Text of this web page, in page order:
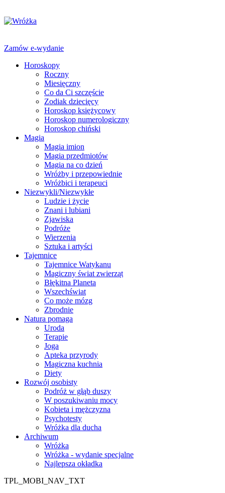
Zamów e-wydanie
Horoskopy
Roczny
Miesięczny
Co da Ci szczęście
Zodiak dziecięcy
Horoskop księżycowy
Horoskop numerologiczny
Horoskop chiński
Magia
Magia imion
Magia przedmiotów
Magia na co dzień
Wróżby i przepowiednie
Wróżbici i terapeuci
Niezwykli/Niezwykłe
Ludzie i życie
Znani i lubiani
Zjawiska
Podróże
Wierzenia
Sztuka i artyści
Tajemnice
Tajemnice Watykanu
Magiczny świat zwierząt
Błękitna Planeta
Wszechświat
Co może mózg
Zbrodnie
Natura pomaga
Uroda
Terapie
Joga
Apteka przyrody
Magiczna kuchnia
Diety
Rozwój osobisty
Podróż w głąb duszy
W poszukiwaniu mocy
Kobieta i mężczyzna
Psychotesty
Wróżka dla ducha
Archiwum
Wróżka
Wróżka - wydanie specjalne
Najlepsza okładka
TPL_MOBI_NAV_TXT